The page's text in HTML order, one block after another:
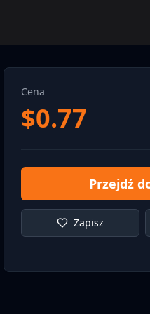
Cena
$0.77
Przejdź
Zapisz